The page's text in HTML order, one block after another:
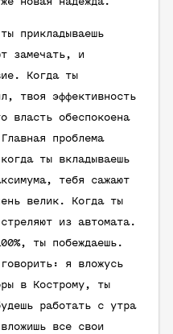
прикладываешь
замечать, и
Когда ты
твоя эффективность
власть обеспокоена
проблема
ты вкладываешь
тебя сажают
велик. Когда ты
из автомата.
ты побеждаешь.
я вложусь
в Кострому, ты
работать с утра
все свои